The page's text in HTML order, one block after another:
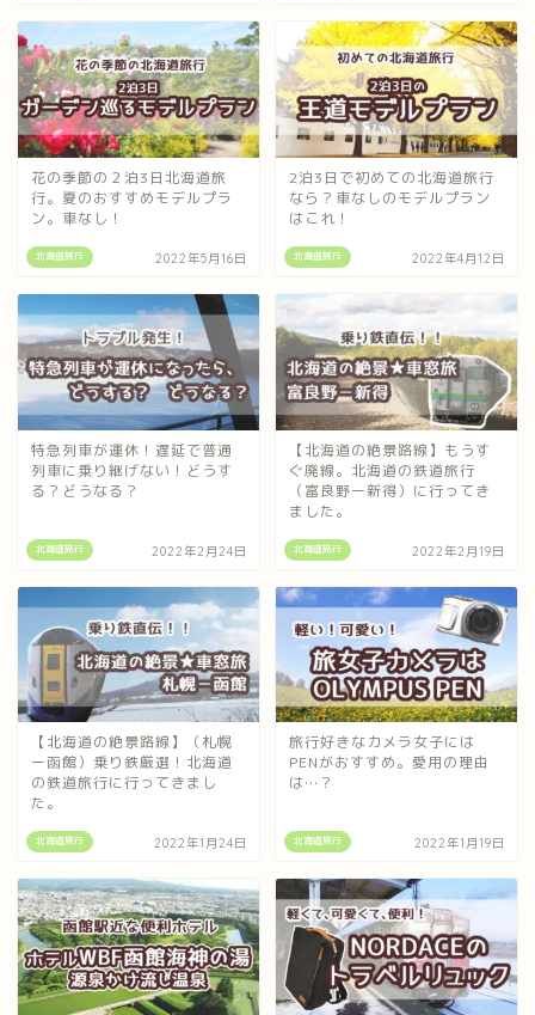
北海道旅行
花の季節の２泊3日北海道旅
行。夏のおすすめモデルプラ
ン。車なし！
2022年5月16日 北海道旅行
2泊3日で初めての北海道旅行
なら？車なしのモデルプラン
はこれ！
2022年4月12日
北海道旅行
特急列車が運休！遅延で普通
列車に乗り継げない！どうす
る？どうなる？
2022年2月24日 北海道旅行
【北海道の絶景路線】もうす
ぐ廃線。北海道の鉄道旅行
（富良野ー新得）に行ってき
ました。
2022年2月19日
北海道旅行
【北海道の絶景路線】（札幌
ー函館）乗り鉄厳選！北海道
の鉄道旅行に行ってきまし
た。
2022年1月24日 北海道旅行
旅行好きなカメラ女子には
PENがおすすめ。愛用の理由
は…？
2022年1月19日